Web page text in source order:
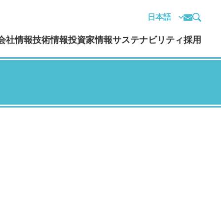
社情報技術情報投資家情報サステナビリティ採用